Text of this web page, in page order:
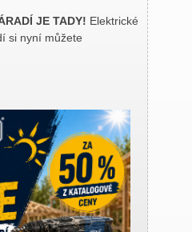
JE TADY! Elektrické
si nyní můžete